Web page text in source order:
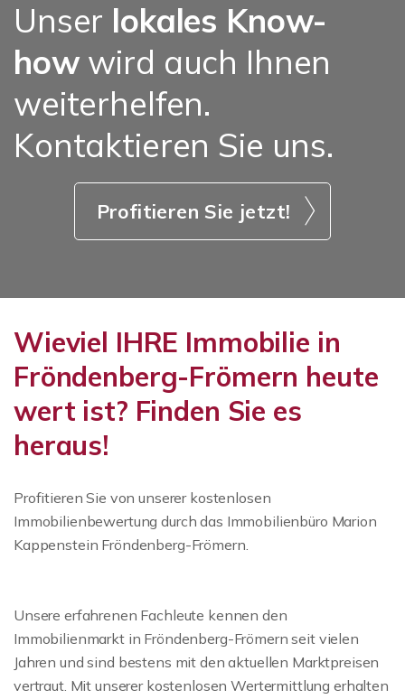
Unser lokales Know-
howwird auch Ihnen
weiterhelfen.
Kontaktieren Sie uns.
Profitieren Sie jetzt!
Wieviel IHRE Immobilie in
Fröndenberg-Frömern heute
wert ist? Finden Sie es
heraus!
Profitieren Sie von unserer kostenlosen
Immobilienbewertung durch das Immobilienbüro Marion
Kappenstein Fröndenberg-Frömern.
Unsere erfahrenen Fachleute kennen den
Immobilienmarkt in Fröndenberg-Frömern seit vielen
Jahren und sind bestens mit den aktuellen Marktpreisen
vertraut. Mit unserer kostenlosen Wertermittlung erhalten